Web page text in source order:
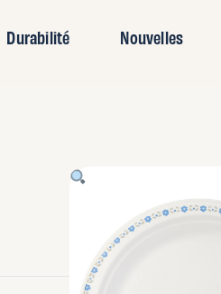
Durabilité Nouvelles